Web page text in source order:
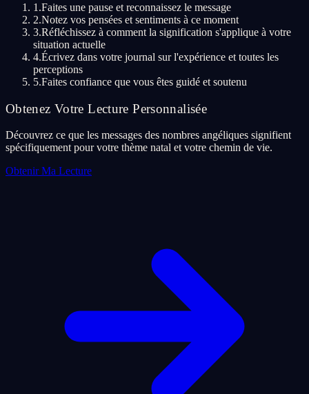
1.Faites une pause et reconnaissez le message
2.Notez vos pensées et sentiments à ce moment
3.Réfléchissez à comment la signification s'applique à votre
situation actuelle
4.Écrivez dans votre journal sur l'expérience et toutes les
perceptions
5.Faites confiance que vous êtes guidé et soutenu
Obtenez Votre Lecture Personnalisée
Découvrez ce que les messages des nombres angéliques signifient
spécifiquement pour votre thème natal et votre chemin de vie.
Obtenir Ma Lecture